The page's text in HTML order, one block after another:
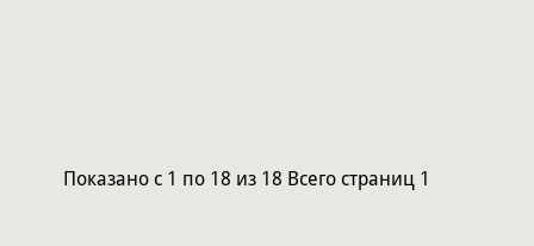
Показано с 1 по 18 из 18 Всего страниц 1